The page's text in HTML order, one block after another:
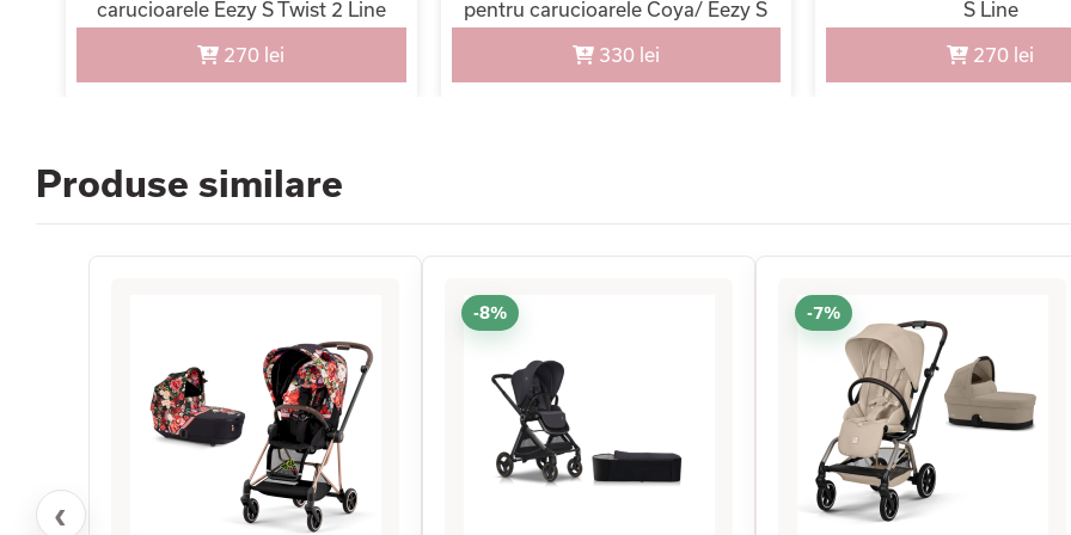
carucioarele Eezy S Twist 2 Line
270 lei
pentru carucioarele Coya/ Eezy S
Line/ Beezy/ Orfeo
330 lei
S Line
270 lei
Produse similare
‹
-8% -7%